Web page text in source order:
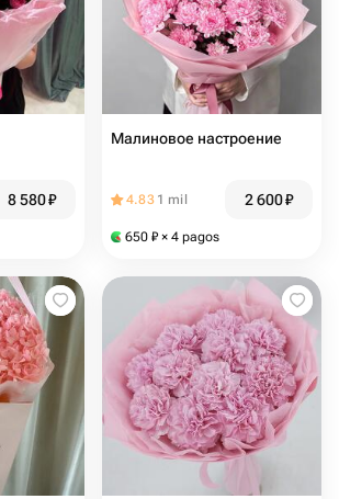
8 580₽
Малиновое настроение
4.83 1 mil 2 600₽
650 ₽ × 4 pagos